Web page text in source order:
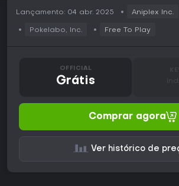
Lançamento: 04 abr. 2025 Aniplex Inc.
Pokelabo, Inc. Free To Play
OFFICIAL
Grátis
Comprar agora
Ver histórico de